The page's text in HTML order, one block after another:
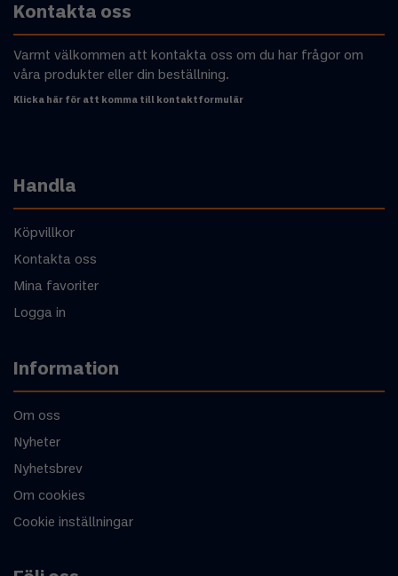
Kontakta oss
Varmt välkommen att kontakta oss om du har frågor om
våra produkter eller din beställning.
Klicka här för att komma till kontaktformulär
Handla
Köpvillkor
Kontakta oss
Mina favoriter
Logga in
Information
Om oss
Nyheter
Nyhetsbrev
Om cookies
Cookie inställningar